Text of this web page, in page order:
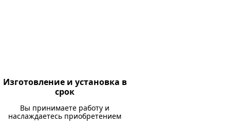
Изготовление и установка в
срок
Вы принимаете работу и
наслаждаетесь приобретением